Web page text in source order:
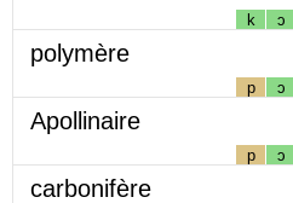
k ɔ
polymère
p ɔ
Apollinaire
p ɔ
carbonifère